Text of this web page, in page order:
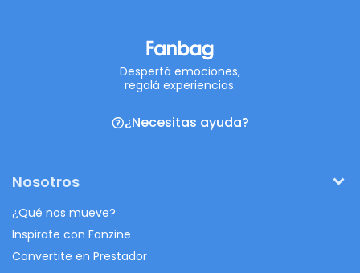
Despertá emociones,
regalá experiencias.
¿Necesitas ayuda?
Nosotros
¿Qué nos mueve?
Inspirate con Fanzine
Convertite en Prestador